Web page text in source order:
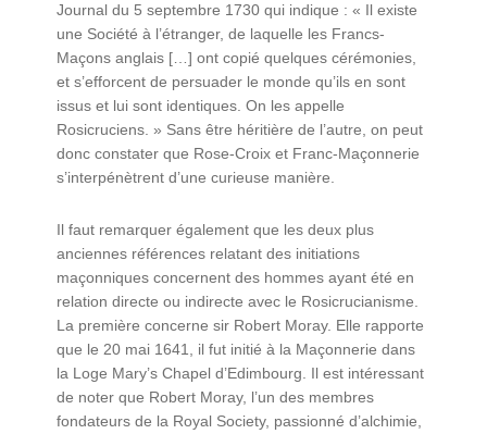
Journal du 5 septembre 1730 qui indique : « Il existe
une Société à l’étranger, de laquelle les Francs-
Maçons anglais […] ont copié quelques cérémonies,
et s’efforcent de persuader le monde qu’ils en sont
issus et lui sont identiques. On les appelle
Rosicruciens. » Sans être héritière de l’autre, on peut
donc constater que Rose-Croix et Franc-Maçonnerie
s’interpénètrent d’une curieuse manière.
Il faut remarquer également que les deux plus
anciennes références relatant des initiations
maçonniques concernent des hommes ayant été en
relation directe ou indirecte avec le Rosicrucianisme.
La première concerne sir Robert Moray. Elle rapporte
que le 20 mai 1641, il fut initié à la Maçonnerie dans
la Loge Mary’s Chapel d’Edimbourg. Il est intéressant
de noter que Robert Moray, l’un des membres
fondateurs de la Royal Society, passionné d’alchimie,